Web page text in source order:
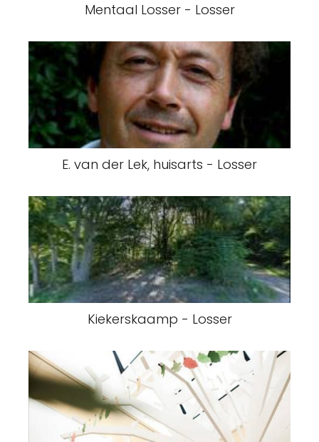
Mentaal Losser - Losser
E. van der Lek, huisarts - Losser
Kiekerskaamp - Losser